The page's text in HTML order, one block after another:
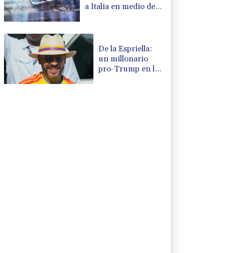
a Italia en medio de
De la Espriella:
un millonario
pro-Trump en la